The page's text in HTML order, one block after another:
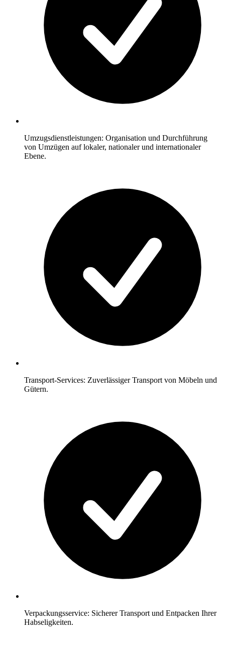
Umzugsdienstleistungen: Organisation und Durchführung
von Umzügen auf lokaler, nationaler und internationaler
Ebene.
Transport-Services: Zuverlässiger Transport von Möbeln und
Gütern.
Verpackungsservice: Sicherer Transport und Entpacken Ihrer
Habseligkeiten.